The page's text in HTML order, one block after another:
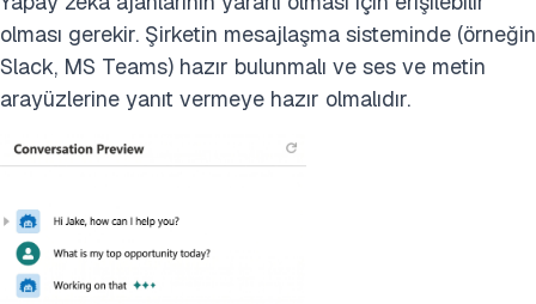
olması gerekir. Şirketin mesajlaşma sisteminde (örneğin
Slack, MS Teams) hazır bulunmalı ve ses ve metin
arayüzlerine yanıt vermeye hazır olmalıdır.